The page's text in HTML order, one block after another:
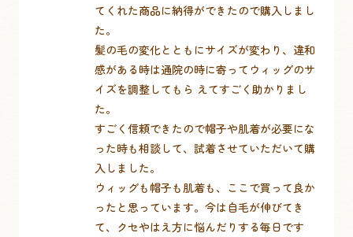
てくれた商品に納得ができたので購入しまし
た。
髪の毛の変化とともにサイズが変わり、違和
感がある時は通院の時に寄ってウィッグのサ
イズを調整してもら えてすごく助かりまし
た。
すごく信頼できたので帽子や肌着が必要にな
った時も相談して、試着させていただいて購
入しました。
ウィッグも帽子も肌着も、ここで買って良か
ったと思っています。今は自毛が伸びてき
て、クセやはえ方に悩んだりする毎日です